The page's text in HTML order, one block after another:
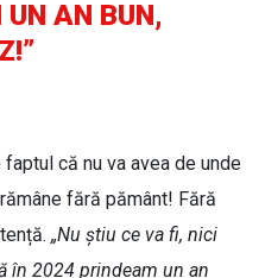
AN BUN,
că nu va avea de unde
fără pământ! Fără
„Nu știu ce va fi, nici
în 2024 prindeam un an